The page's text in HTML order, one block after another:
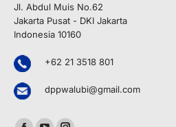
Jl. Abdul Muis No.62
Jakarta Pusat - DKI Jakarta
Indonesia 10160
+62 21 3518 801
dppwalubi@gmail.com
Find us on: